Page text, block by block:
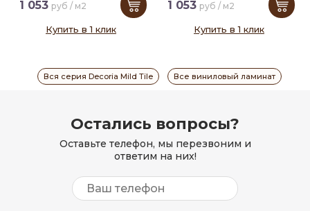
1 053 руб / м2
Купить в 1 клик
1 053 руб / м2
Купить в 1 клик
Вся серия Decoria Mild Tile Все виниловый ламинат
Остались вопросы?
Оставьте телефон, мы перезвоним и
ответим на них!